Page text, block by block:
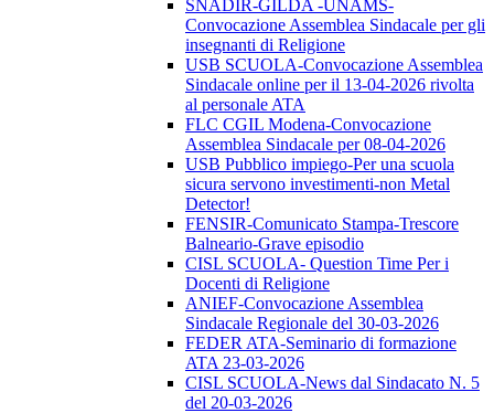
SNADIR-GILDA -UNAMS-
Convocazione Assemblea Sindacale per gli
insegnanti di Religione
USB SCUOLA-Convocazione Assemblea
Sindacale online per il 13-04-2026 rivolta
al personale ATA
FLC CGIL Modena-Convocazione
Assemblea Sindacale per 08-04-2026
USB Pubblico impiego-Per una scuola
sicura servono investimenti-non Metal
Detector!
FENSIR-Comunicato Stampa-Trescore
Balneario-Grave episodio
CISL SCUOLA- Question Time Per i
Docenti di Religione
ANIEF-Convocazione Assemblea
Sindacale Regionale del 30-03-2026
FEDER ATA-Seminario di formazione
ATA 23-03-2026
CISL SCUOLA-News dal Sindacato N. 5
del 20-03-2026